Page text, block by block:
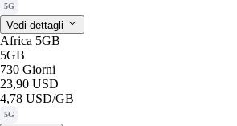
5G
Vedi dettagli
Africa 5GB
5GB
730 Giorni
23,90 USD
4,78 USD/GB
5G